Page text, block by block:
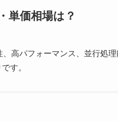
単価相場は？
高パフォーマンス、並行処
す。